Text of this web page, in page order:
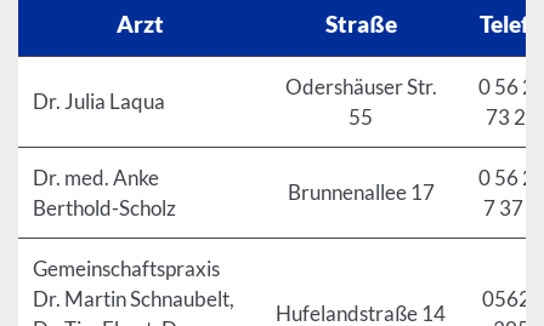
Arzt Straße
Dr. Julia Laqua
Odershäuser Str.
55
0 56
73
Dr. med. Anke
Berthold-Scholz
Brunnenallee 17
0 56
7 37
Gemeinschaftspraxis
Dr. Martin Schnaubelt,
Hufelandstraße 14